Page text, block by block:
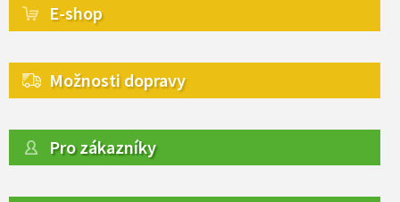
E-shop
Možnosti dopravy
Pro zákazníky